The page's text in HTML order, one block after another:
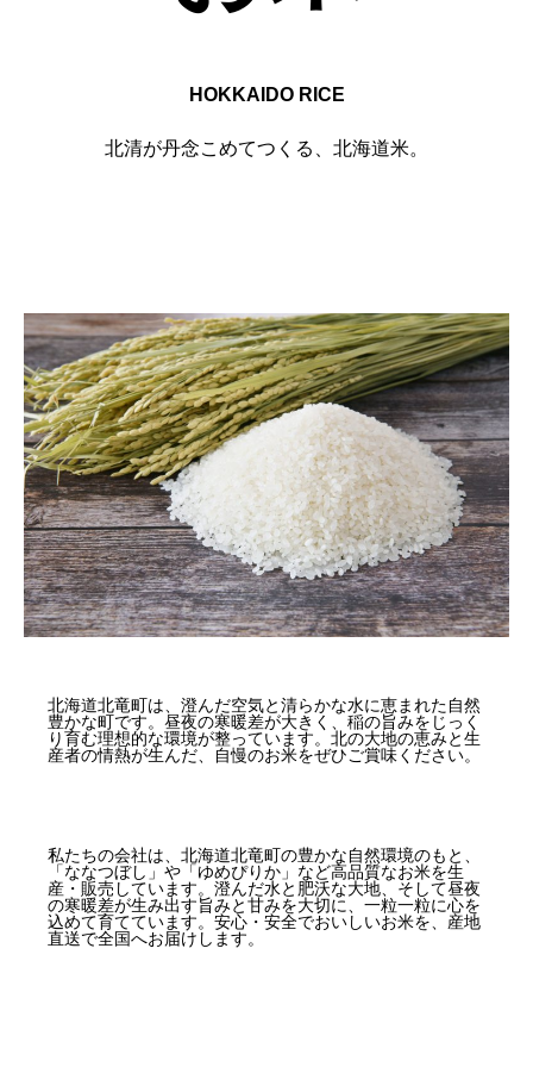
HOKKAIDO RICE
北清が丹念こめてつくる、北海道米。
北海道北竜町は、澄んだ空気と清らかな水に恵まれた自然
豊かな町です。昼夜の寒暖差が大きく、稲の旨みをじっく
り育む理想的な環境が整っています。北の大地の恵みと生
産者の情熱が生んだ、自慢のお米をぜひご賞味ください。
私たちの会社は、北海道北竜町の豊かな自然環境のもと、
「ななつぼし」や「ゆめぴりか」など高品質なお米を生
産・販売しています。澄んだ水と肥沃な大地、そして昼夜
の寒暖差が生み出す旨みと甘みを大切に、一粒一粒に心を
込めて育てています。安心・安全でおいしいお米を、産地
直送で全国へお届けします。